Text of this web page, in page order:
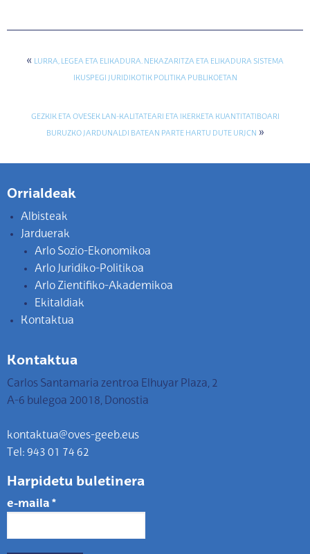
« LURRA, LEGEA ETA ELIKADURA. NEKAZARITZA ETA ELIKADURA SISTEMA
IKUSPEGI JURIDIKOTIK POLITIKA PUBLIKOETAN
GEZKIK ETA OVESEK LAN-KALITATEARI ETA IKERKETA KUANTITATIBOARI
BURUZKO JARDUNALDI BATEAN PARTE HARTU DUTE URJCN »
Orrialdeak
Albisteak
Jarduerak
Arlo Sozio-Ekonomikoa
Arlo Juridiko-Politikoa
Arlo Zientifiko-Akademikoa
Ekitaldiak
Kontaktua
Kontaktua
Carlos Santamaria zentroa Elhuyar Plaza, 2
A-6 bulegoa 20018, Donostia
kontaktua@oves-geeb.eus
Tel: 943 01 74 62
Harpidetu buletinera
e-maila *